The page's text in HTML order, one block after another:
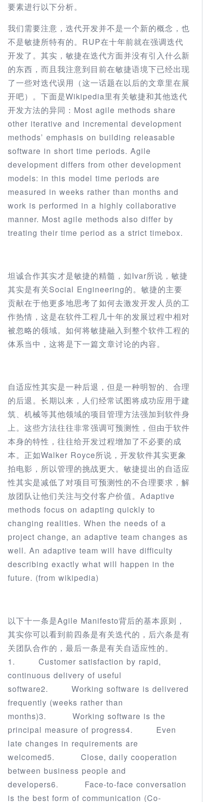
要素进行以下分析。
我们需要注意，迭代开发并不是一个新的概念，也
不是敏捷所特有的。RUP在十年前就在强调迭代
开发了。其实，敏捷在迭代方面并没有引入什么新
的东西，而且我注意到目前在敏捷语境下已经出现
了一些对迭代误用（这一话题在以后的文章里在展
开吧）。下面是Wikipedia里有关敏捷和其他迭代
开发方法的异同：Most agile methods share
other iterative and incremental development
methods’ emphasis on building releasable
software in short time periods. Agile
development differs from other development
models: in this model time periods are
measured in weeks rather than months and
work is performed in a highly collaborative
manner. Most agile methods also differ by
treating their time period as a strict timebox.
坦诚合作其实才是敏捷的精髓，如Ivar所说，敏捷
其实是有关Social Engineering的。敏捷的主要
贡献在于他更多地思考了如何去激发开发人员的工
作热情，这是在软件工程几十年的发展过程中相对
被忽略的领域。如何将敏捷融入到整个软件工程的
体系当中，这将是下一篇文章讨论的内容。
自适应性其实是一种后退，但是一种明智的、合理
的后退。长期以来，人们经常试图将成功应用于建
筑、机械等其他领域的项目管理方法强加到软件身
上。这些方法往往非常强调可预测性，但由于软件
本身的特性，往往给开发过程增加了不必要的成
本。正如Walker Royce所说，开发软件其实更象
拍电影，所以管理的挑战更大。敏捷提出的自适应
性其实是减低了对项目可预测性的不合理要求，解
放团队让他们关注与交付客户价值。Adaptive
methods focus on adapting quickly to
changing realities. When the needs of a
project change, an adaptive team changes as
well. An adaptive team will have difficulty
describing exactly what will happen in the
future. (from wikipedia)
以下十一条是Agile Manifesto背后的基本原则，
其实你可以看到前四条是有关迭代的，后六条是有
关团队合作的，最后一条是有关自适应性的。
1. Customer satisfaction by rapid,
continuous delivery of useful
software2. Working software is delivered
frequently (weeks rather than
months)3. Working software is the
principal measure of progress4. Even
late changes in requirements are
welcomed5. Close, daily cooperation
between business people and
developers6. Face-to-face conversation
is the best form of communication (Co-